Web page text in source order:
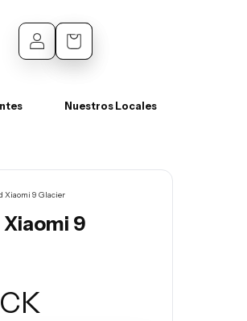
Nuestros Locales
Xiaomi 9 Glacier
9